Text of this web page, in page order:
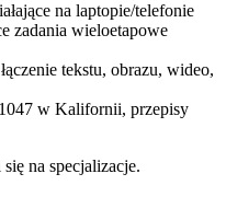
na laptopie/telefonie
zadania wieloetapowe
tekstu, obrazu, wideo,
w Kalifornii, przepisy
na specjalizacje.